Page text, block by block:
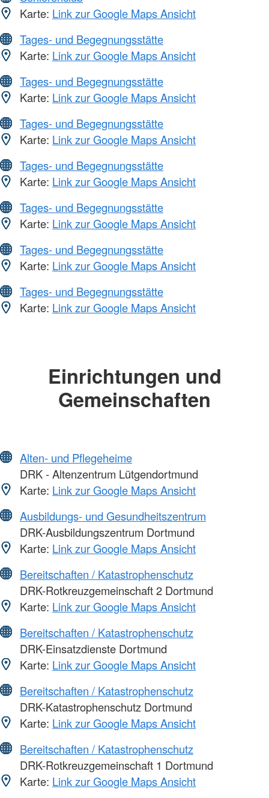
Karte: Link zur Google Maps Ansicht
Tages- und Begegnungsstätte
Karte: Link zur Google Maps Ansicht
Tages- und Begegnungsstätte
Karte: Link zur Google Maps Ansicht
Tages- und Begegnungsstätte
Karte: Link zur Google Maps Ansicht
Tages- und Begegnungsstätte
Karte: Link zur Google Maps Ansicht
Tages- und Begegnungsstätte
Karte: Link zur Google Maps Ansicht
Tages- und Begegnungsstätte
Karte: Link zur Google Maps Ansicht
Tages- und Begegnungsstätte
Karte: Link zur Google Maps Ansicht
Einrichtungen und
Gemeinschaften
Alten- und Pflegeheime
DRK - Altenzentrum Lütgendortmund
Karte: Link zur Google Maps Ansicht
Ausbildungs- und Gesundheitszentrum
DRK-Ausbildungszentrum Dortmund
Karte: Link zur Google Maps Ansicht
Bereitschaften / Katastrophenschutz
DRK-Rotkreuzgemeinschaft 2 Dortmund
Karte: Link zur Google Maps Ansicht
Bereitschaften / Katastrophenschutz
DRK-Einsatzdienste Dortmund
Karte: Link zur Google Maps Ansicht
Bereitschaften / Katastrophenschutz
DRK-Katastrophenschutz Dortmund
Karte: Link zur Google Maps Ansicht
Bereitschaften / Katastrophenschutz
DRK-Rotkreuzgemeinschaft 1 Dortmund
Karte: Link zur Google Maps Ansicht